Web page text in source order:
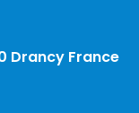
Drancy France